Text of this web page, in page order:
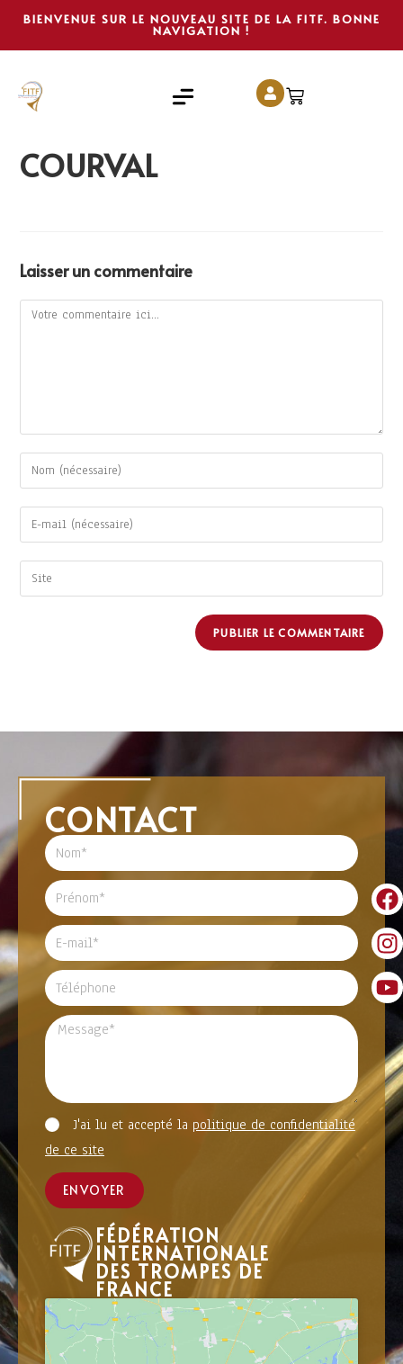
BIENVENUE SUR LE NOUVEAU SITE DE LA FITF. BONNE
NAVIGATION !
COURVAL
Laisser un commentaire
CONTACT
J'ai lu et accepté la politique de confidentialité
de ce site
ENVOYER
FÉDÉRATION
INTERNATIONALE
DES TROMPES DE
FRANCE